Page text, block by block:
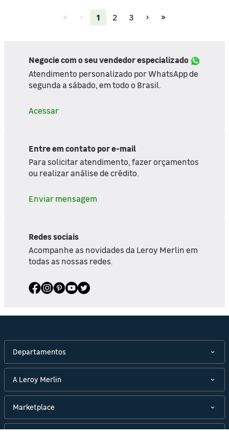
1(current)
2 3
Negocie com o seu vendedor especializado
Atendimento personalizado por WhatsApp de
segunda a sábado, em todo o Brasil.
Acessar
Entre em contato por e-mail
Para solicitar atendimento, fazer orçamentos
ou realizar análise de crédito.
Enviar mensagem
Redes sociais
Acompanhe as novidades da Leroy Merlin em
todas as nossas redes.
Departamentos
A Leroy Merlin
Marketplace